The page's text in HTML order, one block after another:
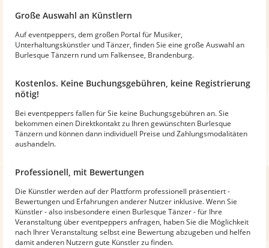
Große Auswahl an Künstlern
Auf eventpeppers, dem großen Portal für Musiker,
Unterhaltungskünstler und Tänzer, finden Sie eine große Auswahl an
Burlesque Tänzern rund um Falkensee, Brandenburg.
Kostenlos. Keine Buchungsgebühren, keine Registrierung
nötig!
Bei eventpeppers fallen für Sie keine Buchungsgebühren an. Sie
bekommen einen Direktkontakt zu Ihren gewünschten Burlesque
Tänzern und können dann individuell Preise und Zahlungsmodalitäten
aushandeln.
Professionell, mit Bewertungen
Die Künstler werden auf der Plattform professionell präsentiert -
Bewertungen und Erfahrungen anderer Nutzer inklusive. Wenn Sie
Künstler - also insbesondere einen Burlesque Tänzer - für Ihre
Veranstaltung über eventpeppers anfragen, haben Sie die Möglichkeit
nach Ihrer Veranstaltung selbst eine Bewertung abzugeben und helfen
damit anderen Nutzern gute Künstler zu finden.